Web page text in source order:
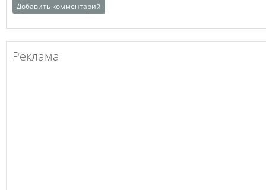
Реклама